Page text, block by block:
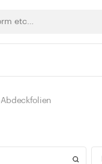
Abdeckfolien